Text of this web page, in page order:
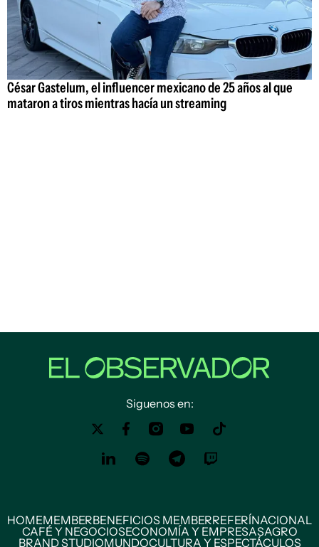
César Gastelum, el influencer mexicano de 25 años al que
mataron a tiros mientras hacía un streaming
Siguenos en:
HOMEMEMBERBENEFICIOS MEMBERREFERÍNACIONAL
CAFÉ Y NEGOCIOSECONOMÍA Y EMPRESASAGRO
BRAND STUDIOMUNDOCULTURA Y ESPECTÁCULOS